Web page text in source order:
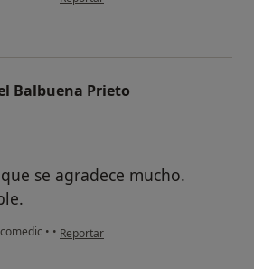
Balbuena Prieto
se agradece mucho.
• • en opinión del usuario Faustino
Reportar